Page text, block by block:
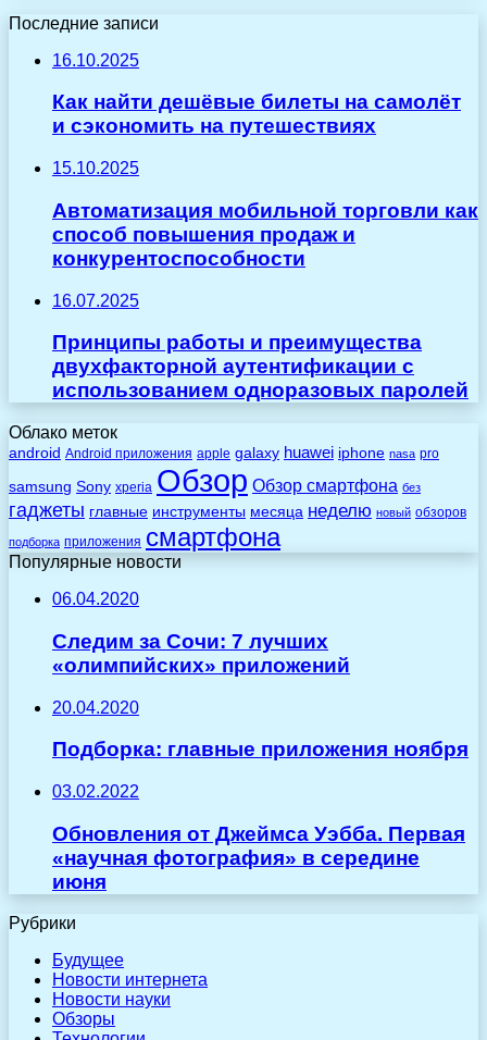
Последние записи
16.10.2025
Как найти дешёвые билеты на самолёт
и сэкономить на путешествиях
15.10.2025
Автоматизация мобильной торговли как
способ повышения продаж и
конкурентоспособности
16.07.2025
Принципы работы и преимущества
двухфакторной аутентификации с
использованием одноразовых паролей
Облако меток
android Android приложения apple galaxy huawei iphone nasa pro
samsung Sony xperia Обзор Обзор смартфона без
гаджеты главные инструменты месяца неделю новый обзоров
подборка приложения смартфона
Популярные новости
06.04.2020
Следим за Сочи: 7 лучших
«олимпийских» приложений
20.04.2020
Подборка: главные приложения ноября
03.02.2022
Обновления от Джеймса Уэбба. Первая
«научная фотография» в середине
июня
Рубрики
Будущее
Новости интернета
Новости науки
Обзоры